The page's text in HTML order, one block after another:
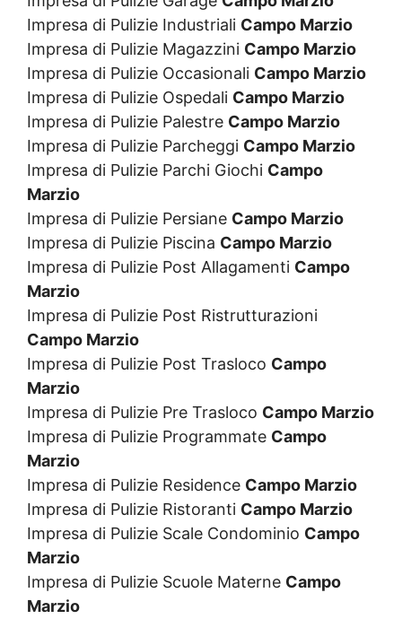
Impresa di Pulizie Industriali Campo Marzio
Impresa di Pulizie Magazzini Campo Marzio
Impresa di Pulizie Occasionali Campo Marzio
Impresa di Pulizie Ospedali Campo Marzio
Impresa di Pulizie Palestre Campo Marzio
Impresa di Pulizie Parcheggi Campo Marzio
Impresa di Pulizie Parchi Giochi Campo
Marzio
Impresa di Pulizie Persiane Campo Marzio
Impresa di Pulizie Piscina Campo Marzio
Impresa di Pulizie Post Allagamenti Campo
Marzio
Impresa di Pulizie Post Ristrutturazioni
Campo Marzio
Impresa di Pulizie Post Trasloco Campo
Marzio
Impresa di Pulizie Pre Trasloco Campo Marzio
Impresa di Pulizie Programmate Campo
Marzio
Impresa di Pulizie Residence Campo Marzio
Impresa di Pulizie Ristoranti Campo Marzio
Impresa di Pulizie Scale Condominio Campo
Marzio
Impresa di Pulizie Scuole Materne Campo
Marzio